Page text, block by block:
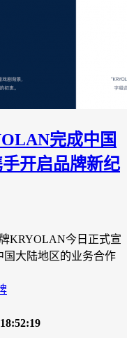
完成中国
开启品牌新纪
KRYOLAN今日正式宣
国大陆地区的业务合作